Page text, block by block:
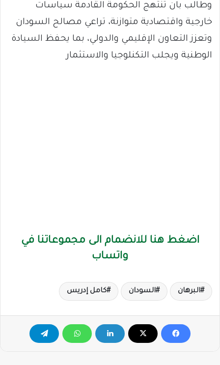
وطالب بان تنتهج الحكومة القادمة سياسات
خارجية واقتصادية متوازنة، تراعي مصالح السودان
وتعزز التعاون الإقليمي والدولي، بما يحفظ السيادة
الوطنية ويجلب التكنلوجيا والاستثمار
اضغط هنا للانضمام الى مجموعاتنا في
واتساب
البرهان السودان كامل إدريس